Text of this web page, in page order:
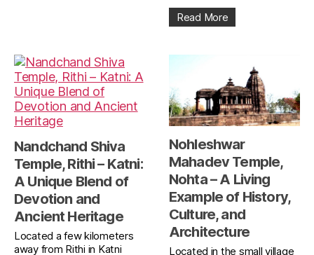
Read More
Nandchand Shiva
Temple, Rithi – Katni:
A Unique Blend of
Devotion and
Ancient Heritage
Located a few kilometers
away from Rithi in Katni
Nohleshwar
Mahadev Temple,
Nohta – A Living
Example of History,
Culture, and
Architecture
Located in the small village